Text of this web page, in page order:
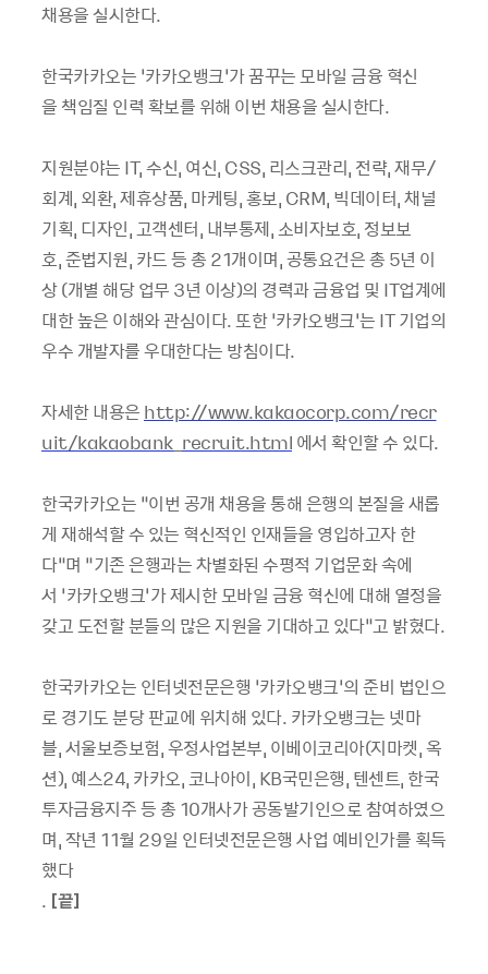
채용을 실시한다.
한국카카오는 ‘카카오뱅크’가 꿈꾸는모바일 금융 혁신
을 책임질 인력 확보를 위해 이번 채용을 실시한다.
지원분야는 IT,수신, 여신, CSS, 리스크관리, 전략,재무/
회계, 외환,제휴상품, 마케팅,홍보, CRM, 빅데이터,채널
기획, 디자인,고객센터, 내부통제,소비자보호, 정보보
호,준법지원, 카드 등 총 21개이며,공통요건은 총 5년 이
상(개별 해당 업무 3년 이상)의 경력과금융업 및 IT업계에
대한 높은 이해와 관심이다.또한‘카카오뱅크’는 IT기업의
우수 개발자를 우대한다는 방침이다.
자세한 내용은 http://www.kakaocorp.com/recr
uit/kakaobank_recruit.html 에서 확인할 수 있다.
한국카카오는 “이번 공개 채용을 통해 은행의 본질을 새롭
게 재해석할 수 있는 혁신적인 인재들을 영입하고자 한
다”며 “기존 은행과는 차별화된 수평적 기업문화 속에
서 ‘카카오뱅크’가 제시한 모바일 금융 혁신에 대해 열정을
갖고 도전할 분들의 많은 지원을 기대하고 있다”고 밝혔다.
한국카카오는 인터넷전문은행 ‘카카오뱅크’의 준비 법인으
로 경기도 분당 판교에 위치해 있다. 카카오뱅크는 넷마
블,서울보증보험,우정사업본부, 이베이코리아(지마켓,옥
션), 예스24, 카카오,코나아이, KB국민은행, 텐센트, 한국
투자금융지주 등총 10개사가공동발기인으로 참여하였으
며,작년 11월 29일 인터넷전문은행 사업 예비인가를 획득
했다
. [끝]